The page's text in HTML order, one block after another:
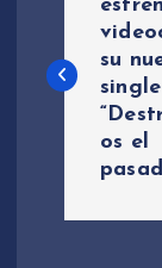
v
su
single
os el